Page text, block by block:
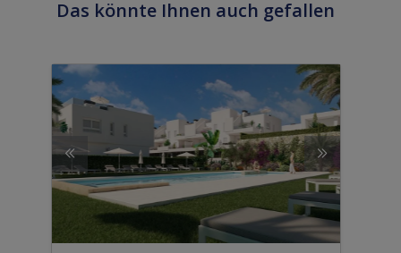
Das könnte Ihnen auch gefallen